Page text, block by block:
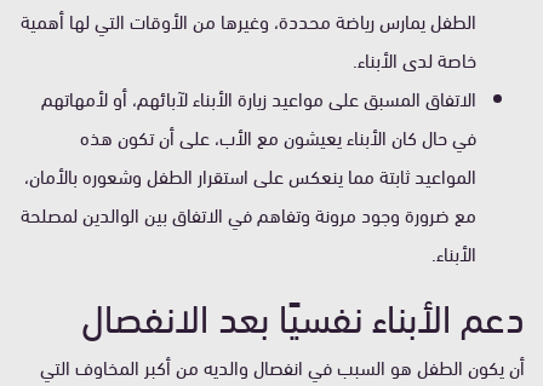
الطفل يمارس رياضة محددة، وغيرها من الأوقات التي لها أهمية
خاصة لدى الأبناء.
الاتفاق المسبق على مواعيد زيارة الأبناء لآبائهم، أو لأمهاتهم
في حال كان الأبناء يعيشون مع الأب، على أن تكون هذه
المواعيد ثابتة مما ينعكس على استقرار الطفل وشعوره بالأمان،
مع ضرورة وجود مرونة وتفاهم في الاتفاق بين الوالدين لمصلحة
الأبناء.
دعم الأبناء نفسيًا بعد الانفصال
أن يكون الطفل هو السبب في انفصال والديه من أكبر المخاوف التي